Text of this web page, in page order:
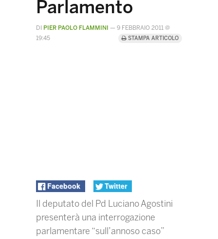
Parlamento
DI PIER PAOLO FLAMMINI — 9 FEBBRAIO 2011 @
19:45
STAMPA ARTICOLO
Facebook Twitter
Il deputato del Pd Luciano Agostini
presenterà una interrogazione
parlamentare “sull’annoso caso”